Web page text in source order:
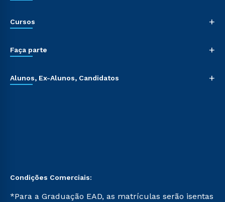
Cursos +
Faça parte +
Alunos, Ex-Alunos, Candidatos +
Condições Comerciais:
*Para a Graduação EAD, as matrículas serão isentas